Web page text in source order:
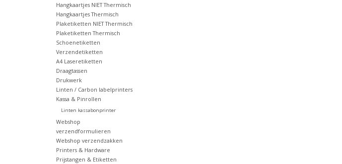
Hangkaartjes NIET Thermisch
Hangkaartjes Thermisch
Plaketiketten NIET Thermisch
Plaketiketten Thermisch
Schoenetiketten
Verzendetiketten
A4 Laseretiketten
Draagtassen
Drukwerk
Linten / Carbon labelprinters
Kassa & Pinrollen
Linten kassabonprinter
Webshop
verzendformulieren
Webshop verzendzakken
Printers & Hardware
Prijstangen & Etiketten